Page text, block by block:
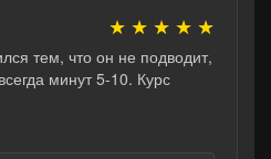
★ ★ ★ ★ ★
тем, что он не подводит,
минут 5-10. Курс